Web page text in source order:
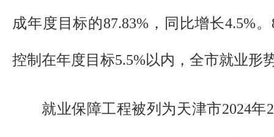
成年度目标的87.83%，同比增长4.5%
控制在年度目标5.5%以内，全市就业形
就业保障工程被列为天津市2024